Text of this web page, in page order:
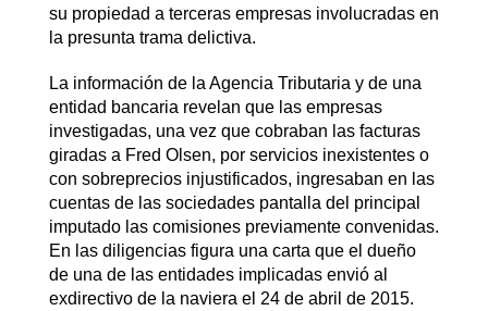
su propiedad a terceras empresas involucradas en
la presunta trama delictiva.
La información de la Agencia Tributaria y de una
entidad bancaria revelan que las empresas
investigadas, una vez que cobraban las facturas
giradas a Fred Olsen, por servicios inexistentes o
con sobreprecios injustificados, ingresaban en las
cuentas de las sociedades pantalla del principal
imputado las comisiones previamente convenidas.
En las diligencias figura una carta que el dueño
de una de las entidades implicadas envió al
exdirectivo de la naviera el 24 de abril de 2015.